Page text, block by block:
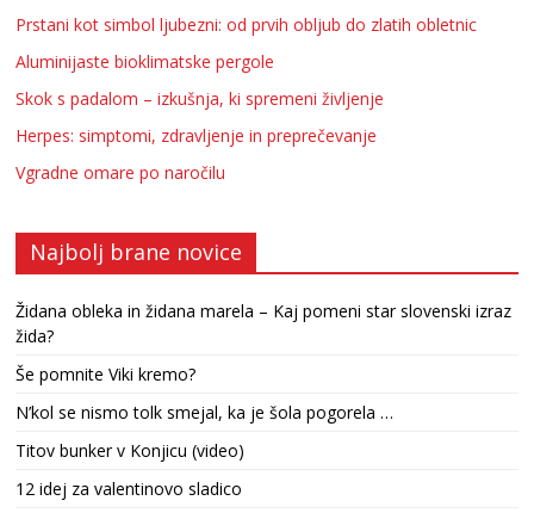
Prstani kot simbol ljubezni: od prvih obljub do zlatih obletnic
Aluminijaste bioklimatske pergole
Skok s padalom – izkušnja, ki spremeni življenje
Herpes: simptomi, zdravljenje in preprečevanje
Vgradne omare po naročilu
Najbolj brane novice
Židana obleka in židana marela – Kaj pomeni star slovenski izraz
žida?
Še pomnite Viki kremo?
N’kol se nismo tolk smejal, ka je šola pogorela …
Titov bunker v Konjicu (video)
12 idej za valentinovo sladico